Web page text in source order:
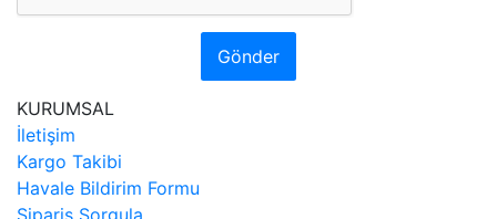
Gönder
KURUMSAL
İletişim
Kargo Takibi
Havale Bildirim Formu